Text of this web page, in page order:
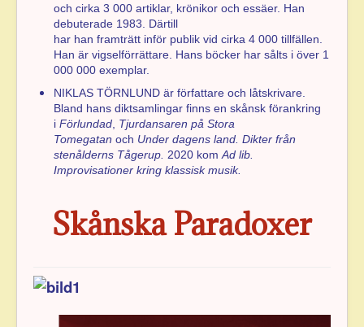
och cirka 3 000 artiklar, krönikor och essäer. Han
debuterade 1983. Därtill
har han framträtt inför publik vid cirka 4 000 tillfällen.
Han är vigselförrättare. Hans böcker har sålts i över 1
000 000 exemplar.
NIKLAS TÖRNLUND är författare och låtskrivare.
Bland hans diktsamlingar finns en skånsk förankring
i Förlundad Tjurdansaren på Stora
Tomegatan och Under dagens land. Dikter från
stenålderns Tågerup. 2020 kom Ad lib.
Improvisationer kring klassisk musik.
Skånska Paradoxer